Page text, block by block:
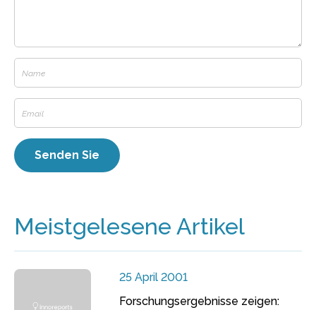
Meistgelesene Artikel
25 April 2001
Forschungsergebnisse zeigen: